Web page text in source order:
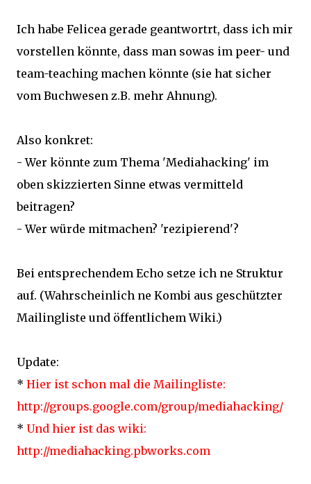
Ich habe Felicea gerade geantwortrt, dass ich mir
vorstellen könnte, dass man sowas im peer- und
team-teaching machen könnte (sie hat sicher
vom Buchwesen z.B. mehr Ahnung).
Also konkret:
- Wer könnte zum Thema 'Mediahacking' im
oben skizzierten Sinne etwas vermitteld
beitragen?
- Wer würde mitmachen? 'rezipierend'?
Bei entsprechendem Echo setze ich ne Struktur
auf. (Wahrscheinlich ne Kombi aus geschützter
Mailingliste und öffentlichem Wiki.)
Update:
* Hier ist schon mal die Mailingliste:
http://groups.google.com/group/mediahacking/
* Und hier ist das wiki:
http://mediahacking.pbworks.com